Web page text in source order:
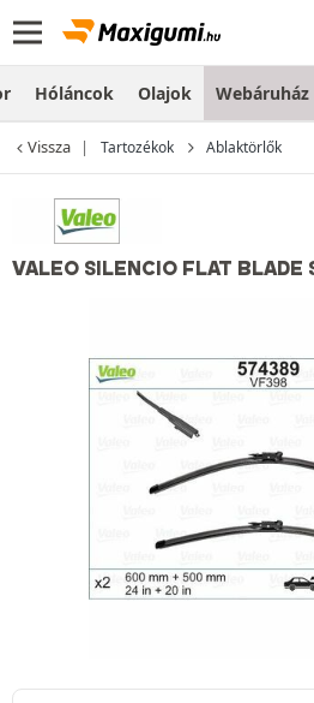
Hóláncok Olajok Webáruház
Vissza Tartozékok Ablaktörlők
VALEO SILENCIO FLAT BLADE